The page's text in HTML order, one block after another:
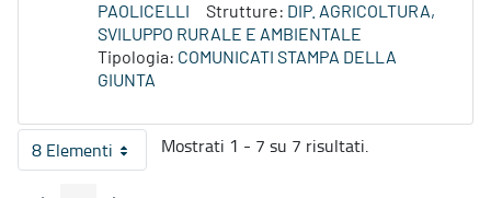
PAOLICELLI
Strutture: DIP. AGRICOLTURA,
SVILUPPO RURALE E AMBIENTALE
Tipologia: COMUNICATI STAMPA DELLA
GIUNTA
8 ElementiPer pagina
Mostrati 1 - 7 su 7 risultati.